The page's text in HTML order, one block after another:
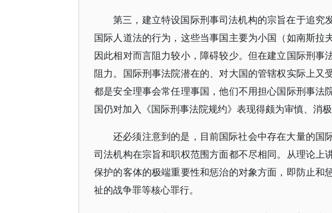
第三，建立特设国际刑事司法机构的宗旨在于追究
国际人道法的行为，这些当事国主要为小国（如南斯拉
因此相对而言阻力较小，障碍较少。但在建立国际刑
阻力。国际刑事法院潜在的、对大国的管辖权实际上
都是安全理事会常任理事国，他们不用担心国际刑事法
国仍对加入《国际刑事法院规约》表现得颇为审慎、消极
还必须注意到的是，目前国际社会中存在大量的国
司法机构在宗旨和职权范围方面都不尽相同。从理论
保护的客体的极端重要性和惩治的对象方面，即防止
祉的战争罪等核心罪行。